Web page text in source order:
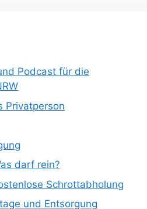
Podcast für die
Privatperson
darf rein?
Schrottabholung
und Entsorgung